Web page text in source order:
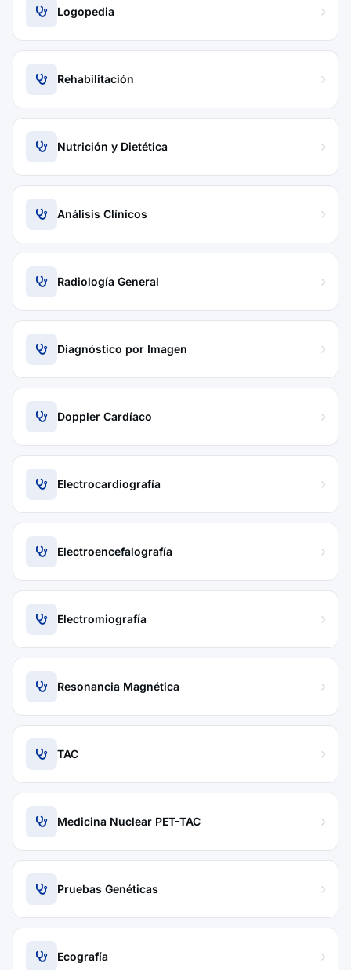
Logopedia
Rehabilitación
Nutrición y Dietética
Análisis Clínicos
Radiología General
Diagnóstico por Imagen
Doppler Cardíaco
Electrocardiografía
Electroencefalografía
Electromiografía
Resonancia Magnética
TAC
Medicina Nuclear PET-TAC
Pruebas Genéticas
Ecografía